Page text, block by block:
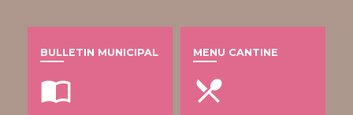
BULLETIN MUNICIPAL
import_contacts
MENU CANTINE
local_dining